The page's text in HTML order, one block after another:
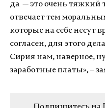
да — это очень тяжкий
отвечает тем
которые на себе несут
согласен, для этого
Сирия нам, наверное,
заработные платы», –